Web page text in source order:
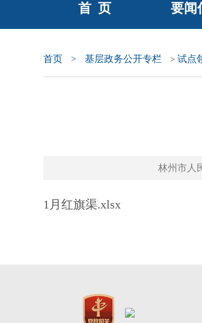
首 页 要闻
首页 > 基层政务公开专栏 > 试点
林州市人
1月红旗渠.xlsx